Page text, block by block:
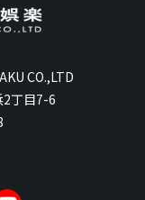
CO.,LTD
2丁目7-6